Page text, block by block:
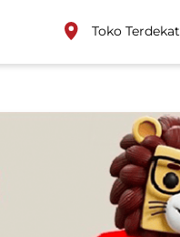
Toko Terdekat